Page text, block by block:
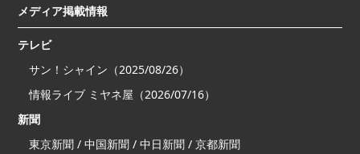
メディア掲載情報
テレビ
サン！シャイン（2025/08/26）
情報ライブ ミヤネ屋（2026/07/16）
新聞
東京新聞 / 中国新聞 / 中日新聞 / 京都新聞